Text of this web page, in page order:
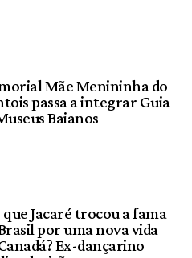
Mãe Menininha do
passa a integrar Guia
Baianos
Jacaré trocou a fama
por uma nova vida
Ex-dançarino